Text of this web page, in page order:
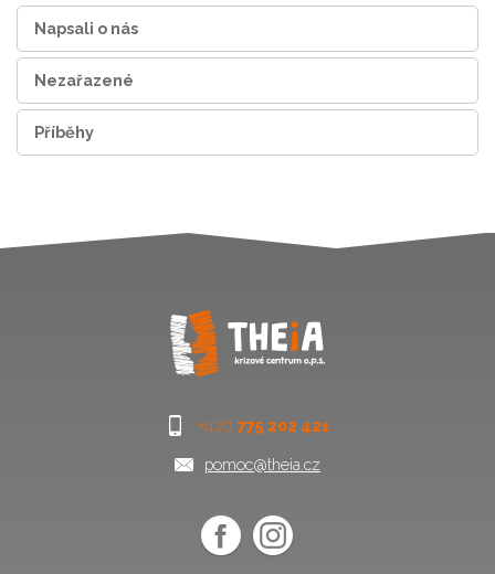
Napsali o nás
Nezařazené
Příběhy
+420 775 202 421
pomoc@theia.cz